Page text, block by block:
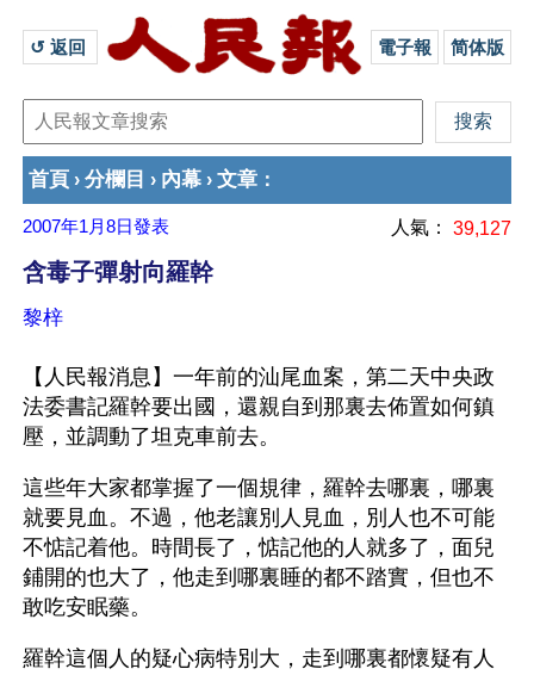
↺ 返回 電子報 简体版
首頁 › 分欄目 › 內幕 › 文章 ：
2007年1月8日發表 人氣： 39,127
含毒子彈射向羅幹
黎梓
【人民報消息】一年前的汕尾血案，第二天中央政
法委書記羅幹要出國，還親自到那裏去佈置如何鎮
壓，並調動了坦克車前去。
這些年大家都掌握了一個規律，羅幹去哪裏，哪裏
就要見血。不過，他老讓別人見血，別人也不可能
不惦記着他。時間長了，惦記他的人就多了，面兒
鋪開的也大了，他走到哪裏睡的都不踏實，但也不
敢吃安眠藥。
羅幹這個人的疑心病特別大，走到哪裏都懷疑有人